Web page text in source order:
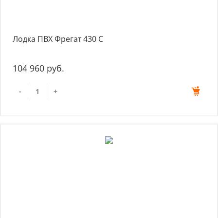
Лодка ПВХ Фрегат 430 С
104 960 руб.
- +